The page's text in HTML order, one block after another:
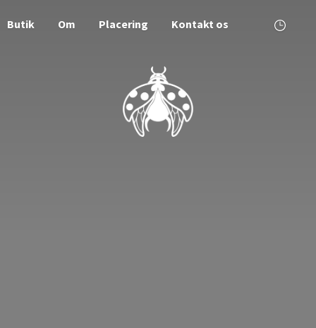
Butik Om Placering Kontakt os